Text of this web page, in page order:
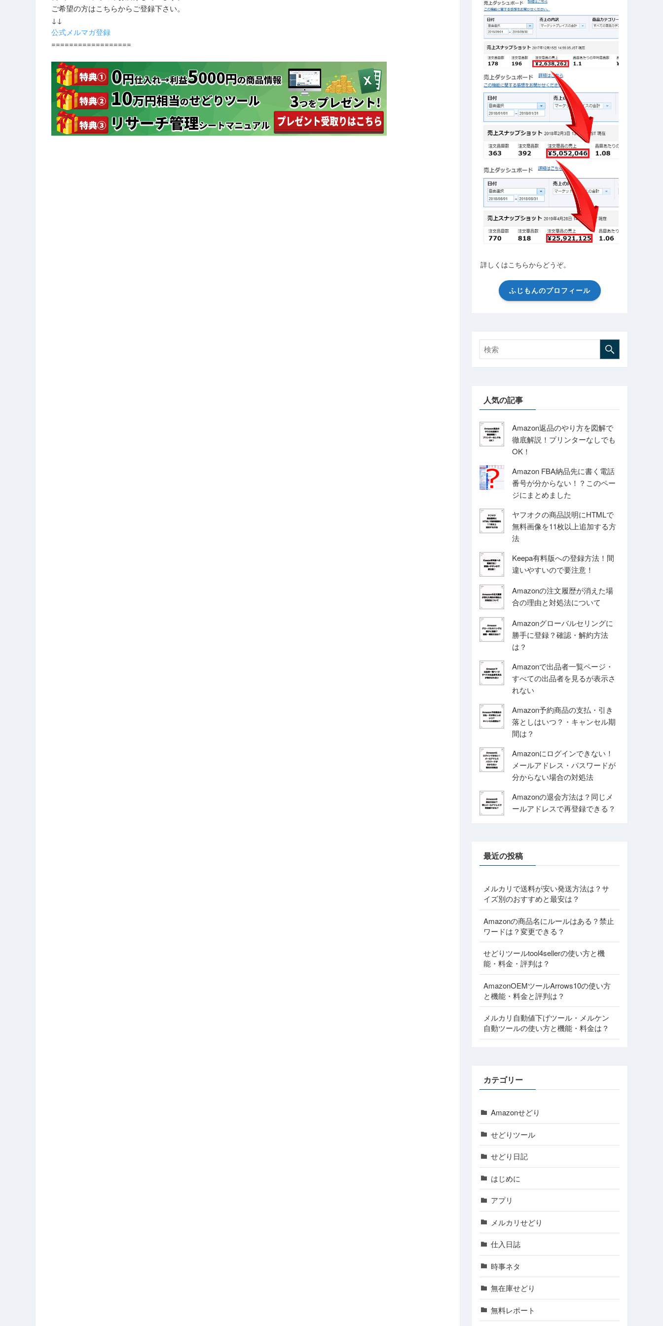
ご希望の方はこちらからご登録下さい。
↓↓
公式メルマガ登録
==================
詳しくはこちらからどうぞ。
ふじもんのプロフィール
人気の記事
Amazon返品のやり方を図解で
徹底解説！プリンターなしでも
OK！
Amazon FBA納品先に書く電話
番号が分からない！？このペー
ジにまとめました
ヤフオクの商品説明にHTMLで
無料画像を11枚以上追加する方
法
Keepa有料版への登録方法！間
違いやすいので要注意！
Amazonの注文履歴が消えた場
合の理由と対処法について
Amazonグローバルセリングに
勝手に登録？確認・解約方法
は？
Amazonで出品者一覧ページ・
すべての出品者を見るが表示さ
れない
Amazon予約商品の支払・引き
落としはいつ？・キャンセル期
間は？
Amazonにログインできない！
メールアドレス・パスワードが
分からない場合の対処法
Amazonの退会方法は？同じメ
ールアドレスで再登録できる？
最近の投稿
メルカリで送料が安い発送方法は？サ
イズ別のおすすめと最安は？
Amazonの商品名にルールはある？禁止
ワードは？変更できる？
せどりツールtool4sellerの使い方と機
能・料金・評判は？
AmazonOEMツールArrows10の使い方
と機能・料金と評判は？
メルカリ自動値下げツール・メルケン
自動ツールの使い方と機能・料金は？
カテゴリー
Amazonせどり
せどりツール
せどり日記
はじめに
アプリ
メルカリせどり
仕入日誌
時事ネタ
無在庫せどり
無料レポート